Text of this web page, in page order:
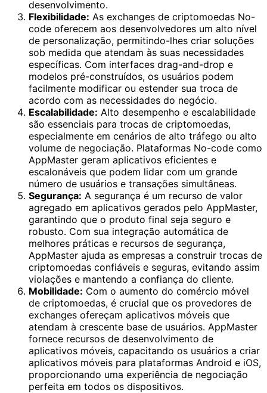
desenvolvimento.
Flexibilidade: As exchanges de criptomoedas No-
code oferecem aos desenvolvedores um alto nível
de personalização, permitindo-lhes criar soluções
sob medida que atendam às suas necessidades
específicas. Com interfaces drag-and-drop e
modelos pré-construídos, os usuários podem
facilmente modificar ou estender sua troca de
acordo com as necessidades do negócio.
Escalabilidade: Alto desempenho e escalabilidade
são essenciais para trocas de criptomoedas,
especialmente em cenários de alto tráfego ou alto
volume de negociação. Plataformas No-code como
AppMaster geram aplicativos eficientes e
escalonáveis ​​que podem lidar com um grande
número de usuários e transações simultâneas.
Segurança: A segurança é um recurso de valor
agregado em aplicativos gerados pelo AppMaster,
garantindo que o produto final seja seguro e
robusto. Com sua integração automática de
melhores práticas e recursos de segurança,
AppMaster ajuda as empresas a construir trocas de
criptomoedas confiáveis ​​e seguras, evitando assim
violações e mantendo a confiança do cliente.
Mobilidade: Com o aumento do comércio móvel
de criptomoedas, é crucial que os provedores de
exchanges ofereçam aplicativos móveis que
atendam à crescente base de usuários. AppMaster
fornece recursos de desenvolvimento de
aplicativos móveis, capacitando os usuários a criar
aplicativos móveis para plataformas Android e iOS,
proporcionando uma experiência de negociação
perfeita em todos os dispositivos.